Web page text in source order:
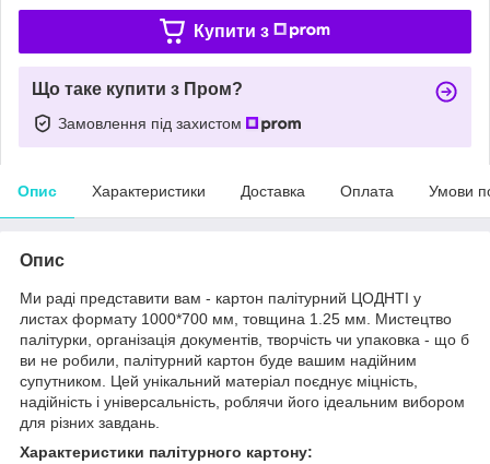
Купити з
Що таке купити з Пром?
Замовлення під захистом
Опис Характеристики Доставка Оплата Умови
Опис
Ми раді представити вам - картон палітурний ЦОДНТІ у
листах формату 1000*700 мм, товщина 1.25 мм. Мистецтво
палітурки, організація документів, творчість чи упаковка - що б
ви не робили, палітурний картон буде вашим надійним
супутником. Цей унікальний матеріал поєднує міцність,
надійність і універсальність, роблячи його ідеальним вибором
для різних завдань.
Характеристики палітурного картону: